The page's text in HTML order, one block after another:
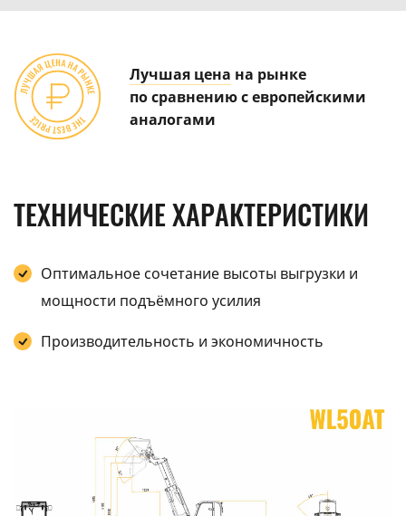
Лучшая цена на рынке
по сравнению с европейскими
аналогами
ТЕХНИЧЕСКИЕ ХАРАКТЕРИСТИКИ
Оптимальное сочетание высоты выгрузки и
мощности подъёмного усилия
Производительность и экономичность